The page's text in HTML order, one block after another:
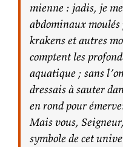
mienne : jadis, je
abdominaux
krakens et autres
comptent les
aquatique ; sans
dressais à sauter
en rond pour
Mais vous,
symbole de cet